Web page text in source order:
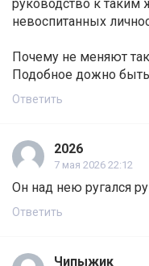
руководство к таким
невоспитанных
Почему не меняют
Подобное дожно
Ответить
2026
7 мая 2026 22:12
Он над нею ругался
Ответить
Чипыжик